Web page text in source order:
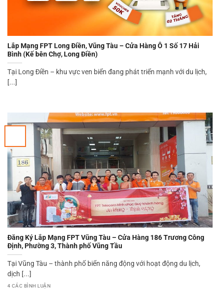
Lắp Mạng FPT Long Điền, Vũng Tàu – Cửa Hàng Ô 1 Số 17 Hải
Bình (Kế bên Chợ, Long Điền)
Tại Long Điền – khu vực ven biển đang phát triển mạnh với du lịch,
[...]
Đăng Ký Lắp Mạng FPT Vũng Tàu – Cửa Hàng 186 Trương Công
Định, Phường 3, Thành phố Vũng Tầu
Tại Vũng Tàu – thành phố biển năng động với hoạt động du lịch,
dịch [...]
4 CÁC BÌNH LUẬN